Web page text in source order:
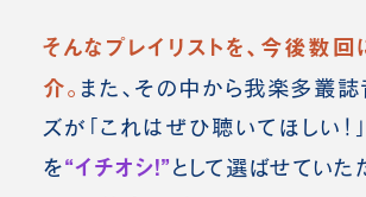
そんなプレイリストを、今後数
介。 また、その中から我楽多叢誌
ズが「これはぜひ聴いてほしい！
を“イチオシ！” として選ばせていた